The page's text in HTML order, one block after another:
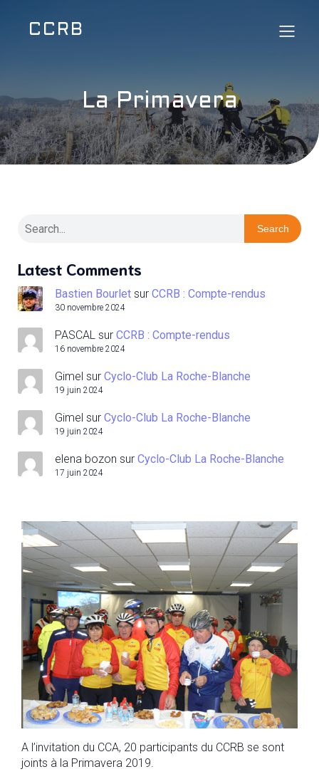
CCRB
La Primavera
Search
Latest Comments
Bastien Bourlet sur CCRB : Compte-rendus
30 novembre 2024
PASCAL sur CCRB : Compte-rendus
16 novembre 2024
Gimel sur Cyclo-Club La Roche-Blanche
19 juin 2024
Gimel sur Cyclo-Club La Roche-Blanche
19 juin 2024
elena bozon sur Cyclo-Club La Roche-Blanche
17 juin 2024
A l’invitation du CCA, 20 participants du CCRB se sont
joints à la Primavera 2019.